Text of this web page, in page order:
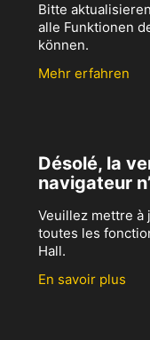
Bitte
alle Funktionen
können.
Mehr erfahren
Désolé, la
navigateur
Veuillez mettre
toutes les
Hall.
En savoir plus